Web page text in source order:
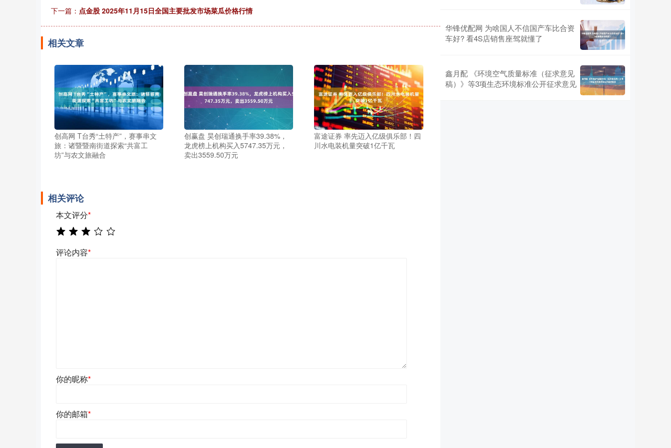
下一篇： 点金股 2025年11月15日全国主要批发市场菜瓜价格行情
相关文章
创高网 T台秀“土特产”，赛事串文
旅：诸暨暨南街道探索“共富工
坊”与农文旅融合
创赢盘 昊创瑞通换手率39.38%，
龙虎榜上机构买入5747.35万元，
卖出3559.50万元
富途证券 率先迈入亿级俱乐部！四
川水电装机量突破1亿千瓦
相关评论
本文评分*
评论内容*
你的昵称*
你的邮箱*
华锋优配网 为啥国人不信国产车比合资
车好? 看4S店销售座驾就懂了
鑫月配 《环境空气质量标准（征求意见
稿）》等3项生态环境标准公开征求意见